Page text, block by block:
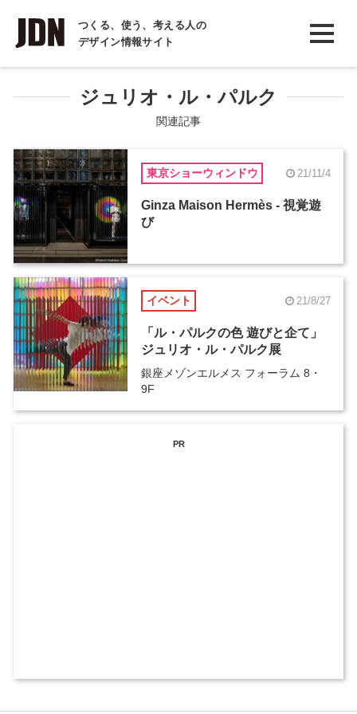
つくる、使う、考える人の
デザイン情報サイト
INTERVIEW
インタビュー
REPORT
COLUMN
コラム
ジュリオ・ル・パルク
関連記事
東京ショーウィンドウ 21/11/4
Ginza Maison Hermès - 視覚遊
び
イベント 21/8/27
「ル・パルクの色 遊びと企て」
ジュリオ・ル・パルク展
銀座メゾンエルメス フォーラム 8・
9F
PR